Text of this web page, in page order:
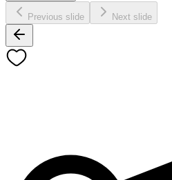
Previous slide Next slide